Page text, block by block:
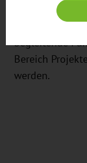
innovativer
begleitende
Bereich
werden.
Weitere